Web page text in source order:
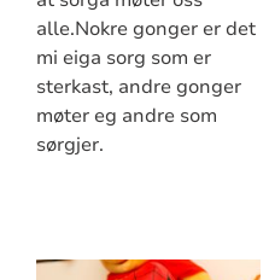
alle.Nokre gonger er det
mi eiga sorg som er
sterkast, andre gonger
møter eg andre som
sørgjer.